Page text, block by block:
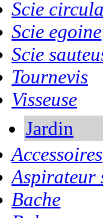
Scie
Scie egoine
Scie
Tournevis
Visseuse
Jardin
Accessoires
Aspirateur
Bache